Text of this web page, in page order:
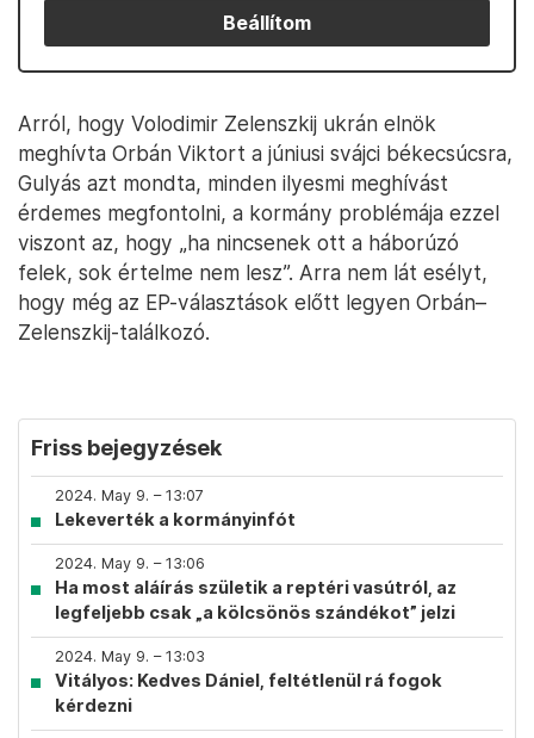
Beállítom
Arról, hogy Volodimir Zelenszkij ukrán elnök
meghívta Orbán Viktort a júniusi svájci békecsúcsra,
Gulyás azt mondta, minden ilyesmi meghívást
érdemes megfontolni, a kormány problémája ezzel
viszont az, hogy „ha nincsenek ott a háborúzó
felek, sok értelme nem lesz”. Arra nem lát esélyt,
hogy még az EP-választások előtt legyen Orbán–
Zelenszkij-találkozó.
Friss bejegyzések
2024. May 9. – 13:07
Lekeverték a kormányinfót
2024. May 9. – 13:06
Ha most aláírás születik a reptéri vasútról, az
legfeljebb csak „a kölcsönös szándékot” jelzi
2024. May 9. – 13:03
Vitályos: Kedves Dániel, feltétlenül rá fogok
kérdezni